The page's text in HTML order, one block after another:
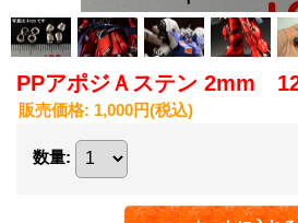
PPアポジＡステン 2mm
販売価格: 1,000円(税込)
数量: